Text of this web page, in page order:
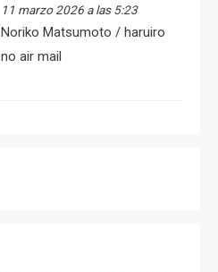
11 marzo 2026 a las 5:23
Noriko Matsumoto / haruiro
no air mail